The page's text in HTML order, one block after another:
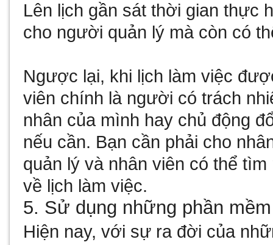
Lên lịch gần sát thời gian thực
cho người quản lý mà còn có
Ngược lại, khi lịch làm việc
viên chính là người có trách
nhân của mình hay chủ động
nếu cần. Bạn cần phải cho
quản lý và nhân viên có thể
về lịch làm việc.
5. Sử dụng những phần
Hiện nay, với sự ra đời của